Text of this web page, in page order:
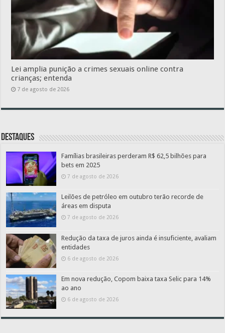
Lei amplia punição a crimes sexuais online contra
crianças; entenda
7 de agosto de 2026
Destaques
Famílias brasileiras perderam R$ 62,5 bilhões para
bets em 2025
7 de agosto de 2026
Leilões de petróleo em outubro terão recorde de
áreas em disputa
7 de agosto de 2026
Redução da taxa de juros ainda é insuficiente, avaliam
entidades
6 de agosto de 2026
Em nova redução, Copom baixa taxa Selic para 14%
ao ano
6 de agosto de 2026